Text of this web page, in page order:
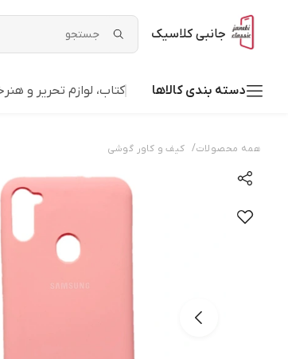
جانبی کلاسیک
دسته بندی کالاها کتاب، لوازم تحریر و هنر
همه محصولات/ کیف و کاور گوشی